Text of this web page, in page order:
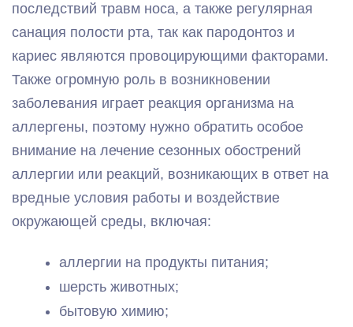
последствий травм носа, а также регулярная
санация полости рта, так как пародонтоз и
кариес являются провоцирующими факторами.
Также огромную роль в возникновении
заболевания играет реакция организма на
аллергены, поэтому нужно обратить особое
внимание на лечение сезонных обострений
аллергии или реакций, возникающих в ответ на
вредные условия работы и воздействие
окружающей среды, включая:
аллергии на продукты питания;
шерсть животных;
бытовую химию;